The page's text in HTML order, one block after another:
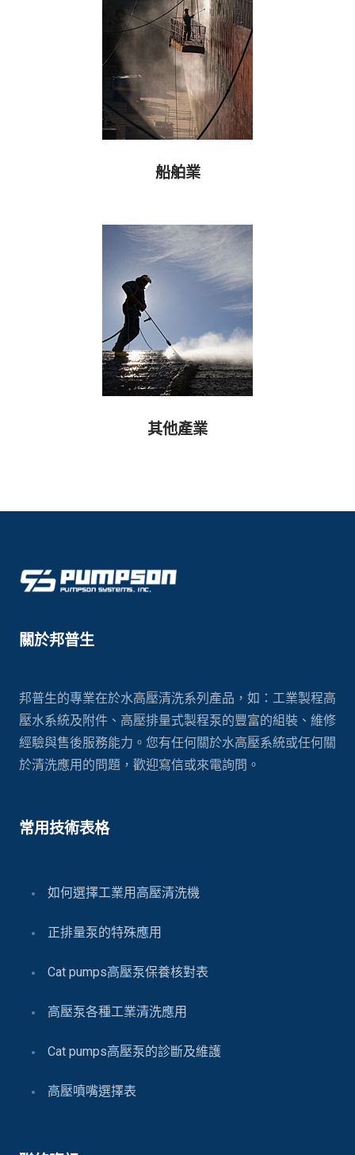
船舶業
其他產業
關於邦普生
邦普生的專業在於水高壓清洗系列產品，如：工業製程高
壓水系統及附件、高壓排量式製程泵的豐富的組裝、維修
經驗與售後服務能力。您有任何關於水高壓系統或任何關
於清洗應用的問題，歡迎寫信或來電詢問。
常用技術表格
如何選擇工業用高壓清洗機
正排量泵的特殊應用
Cat pumps高壓泵保養核對表
高壓泵各種工業清洗應用
Cat pumps高壓泵的診斷及維護
高壓噴嘴選擇表